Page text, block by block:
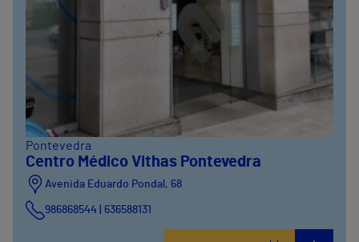
Pontevedra
Centro Médico Vithas Pontevedra
Avenida Eduardo Pondal, 68
986868544 | 636588131